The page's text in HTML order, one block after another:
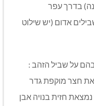
בדרך עפר
אדום (יש שילוט
על שביל הזהב :
חצר מוקפת גדר
חזית בנויה אבן